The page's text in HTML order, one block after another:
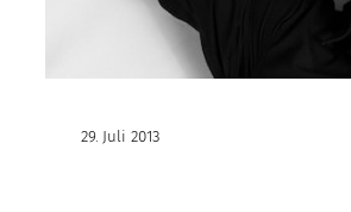
29. Juli 2013